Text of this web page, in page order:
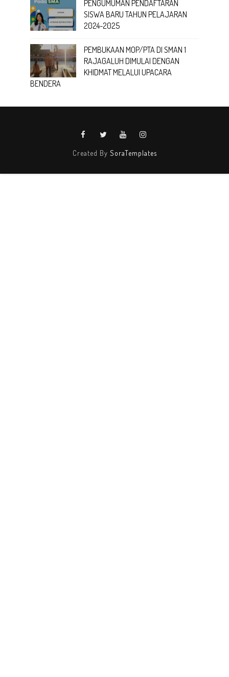
PENGUMUMAN PENDAFTARAN
SISWA BARU TAHUN PELAJARAN
2024-2025
PEMBUKAAN MOP/PTA DI SMAN 1
RAJAGALUH DIMULAI DENGAN
KHIDMAT MELALUI UPACARA
BENDERA
Created By SoraTemplates